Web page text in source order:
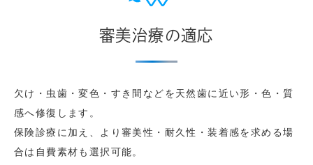
審美治療の適応
欠け・虫歯・変色・すき間などを天然歯に近い形・色・質
感へ修復します。
保険診療に加え、より審美性・耐久性・装着感を求める場
合は自費素材も選択可能。